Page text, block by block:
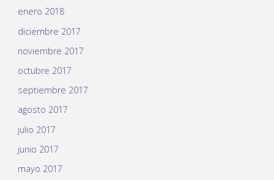
enero 2018
diciembre 2017
noviembre 2017
octubre 2017
septiembre 2017
agosto 2017
julio 2017
junio 2017
mayo 2017